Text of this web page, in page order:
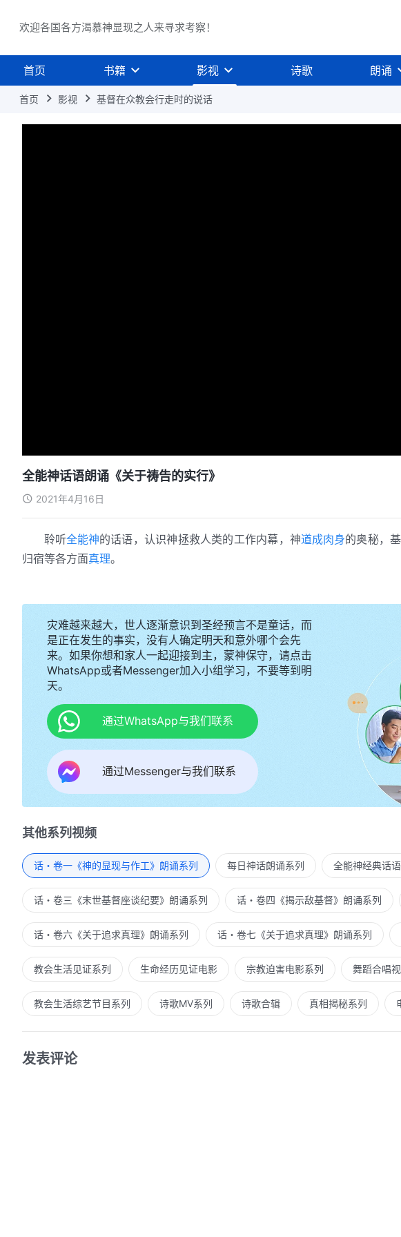
欢迎各国各方渴慕神显现之人来寻求考察！
首页 书籍 影视 诗歌 朗诵
首页 影视 基督在众教会行走时的说话
全能神话语朗诵《关于祷告的实行》
2021年4月16日
聆听全能神的话语，认识神拯救人类的工作内幕，神道成肉身的奥秘，
归宿等各方面真理。
灾难越来越大，世人逐渐意识到圣经预言不是童话，而
是正在发生的事实，没有人确定明天和意外哪个会先
来。如果你想和家人一起迎接到主，蒙神保守，请点击
WhatsApp或者Messenger加入小组学习，不要等到明
天。
通过WhatsApp与我们联系
通过Messenger与我们联系
其他系列视频
话・卷一《神的显现与作工》朗诵系列 每日神话朗诵系列 全能神经典话语
话・卷三《末世基督座谈纪要》朗诵系列 话・卷四《揭示敌基督》朗诵系列
话・卷六《关于追求真理》朗诵系列 话・卷七《关于追求真理》朗诵系列
教会生活见证系列 生命经历见证电影 宗教迫害电影系列 舞蹈合唱
教会生活综艺节目系列 诗歌MV系列 诗歌合辑 真相揭秘系列
发表评论